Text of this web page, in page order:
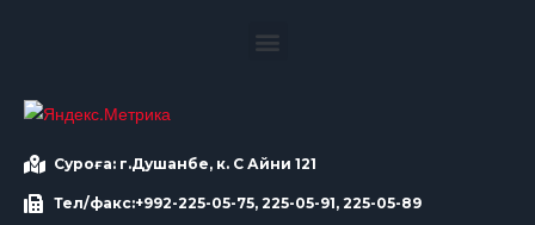
Суроға: г.Душанбе, к. С Айни 121
Тел/факс:+992-225-05-75, 225-05-91, 225-05-89